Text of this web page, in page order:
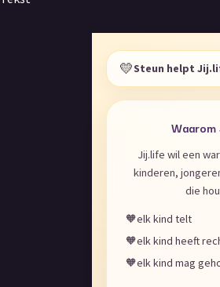
💛Steun helpt
Jij.life wil een
kinderen,
die
🧡elk kind telt
🧡elk kind heeft
🧡elk kind mag